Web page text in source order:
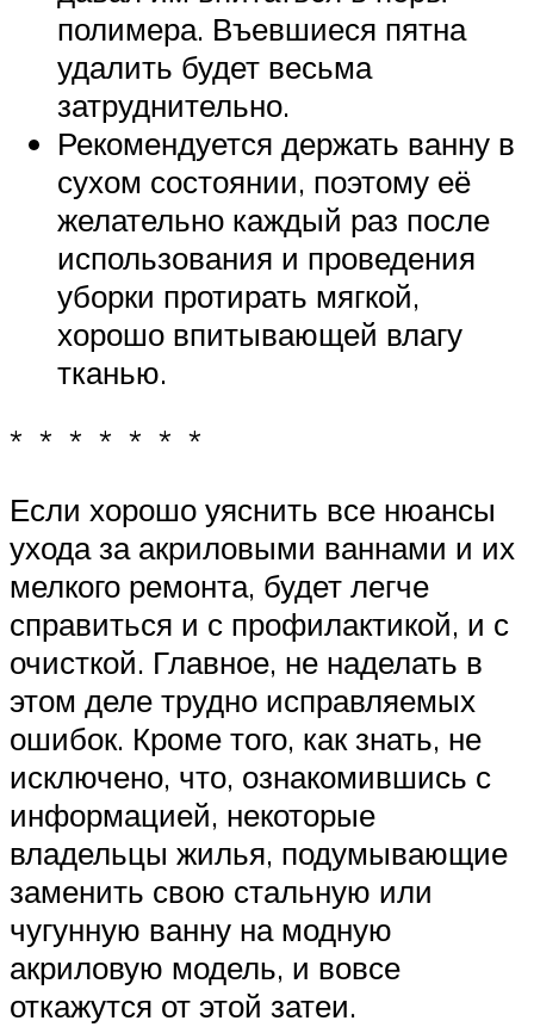
полимера. Въевшиеся пятна
удалить будет весьма
затруднительно.
Рекомендуется держать ванну в
сухом состоянии, поэтому её
желательно каждый раз после
использования и проведения
уборки протирать мягкой,
хорошо впитывающей влагу
тканью.
* * * * * * *
Если хорошо уяснить все нюансы
ухода за акриловыми ваннами и их
мелкого ремонта, будет легче
справиться и с профилактикой, и с
очисткой. Главное, не наделать в
этом деле трудно исправляемых
ошибок. Кроме того, как знать, не
исключено, что, ознакомившись с
информацией, некоторые
владельцы жилья, подумывающие
заменить свою стальную или
чугунную ванну на модную
акриловую модель, и вовсе
откажутся от этой затеи.